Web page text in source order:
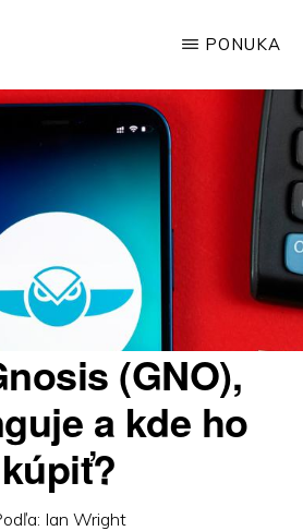
PONUKA
(GNO),
a kde ho
kúpiť?
Ian Wright